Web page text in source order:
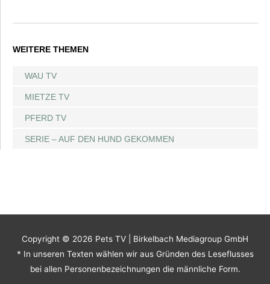
WEITERE THEMEN
WAU TV
MIETZE TV
PFERD TV
SERIE – AUF DEN HUND GEKOMMEN
Copyright © 2026 Pets TV | Birkelbach Mediagroup GmbH
* In unseren Texten wählen wir aus Gründen des Leseflusses
bei allen Personenbezeichnungen die männliche Form.